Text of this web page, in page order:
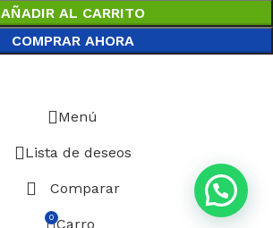
AÑADIR AL CARRITO
COMPRAR AHORA
Menú
Lista de deseos
Comparar
0 Carro